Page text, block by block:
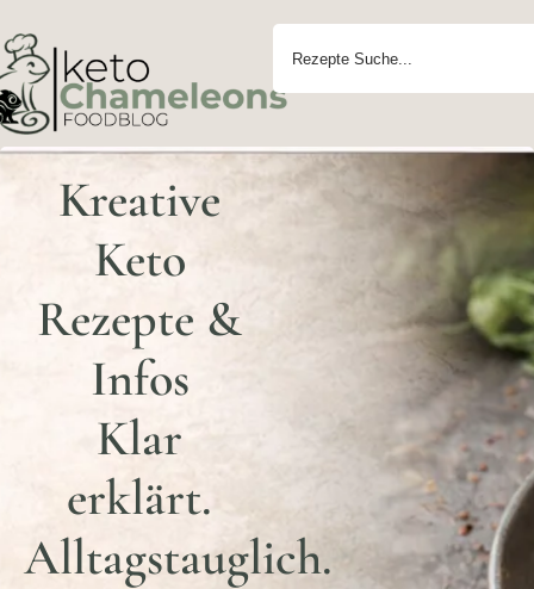
Kreative
Keto
Rezepte &
Infos
Klar
erklärt.
Alltagstauglich.